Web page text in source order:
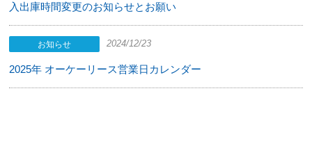
入出庫時間変更のお知らせとお願い
お知らせ 2024/12/23
2025年 オーケーリース営業日カレンダー